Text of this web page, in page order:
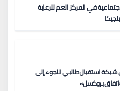
في المركز العام للرعاية
استقبال طالبي اللجوء إلى
بروكسل»